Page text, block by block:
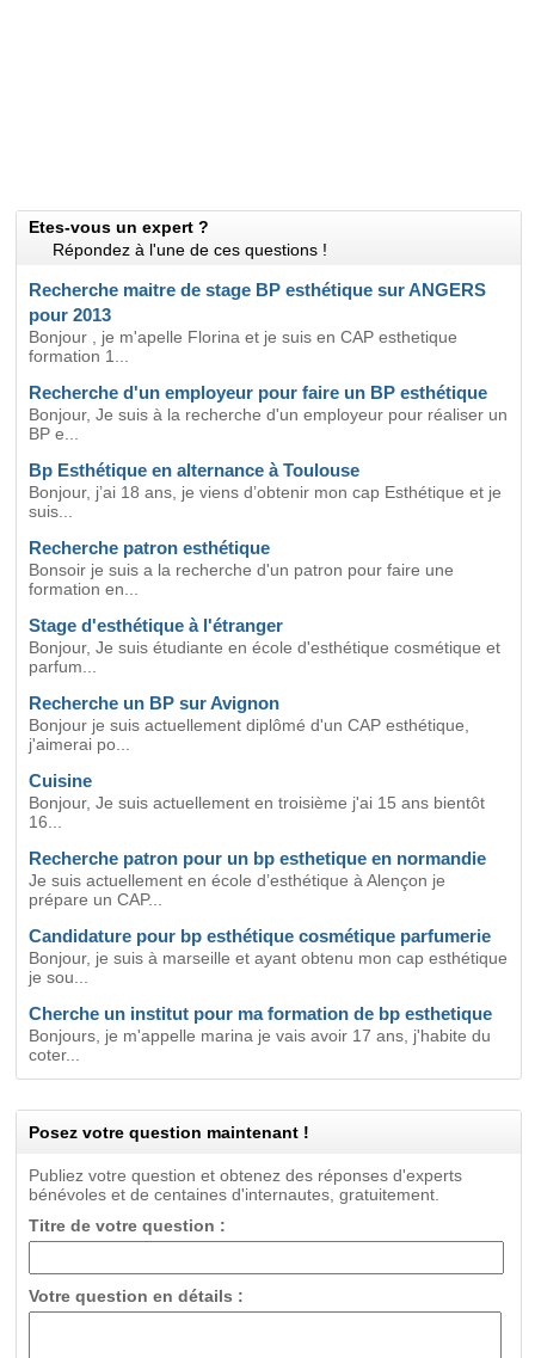
Etes-vous un expert ?
Répondez à l'une de ces questions !
Recherche maitre de stage BP esthétique sur ANGERS
pour 2013
Bonjour , je m'apelle Florina et je suis en CAP esthetique
formation 1...
Recherche d'un employeur pour faire un BP esthétique
Bonjour, Je suis à la recherche d'un employeur pour réaliser un
BP e...
Bp Esthétique en alternance à Toulouse
Bonjour, j’ai 18 ans, je viens d’obtenir mon cap Esthétique et je
suis...
Recherche patron esthétique
Bonsoir je suis a la recherche d'un patron pour faire une
formation en...
Stage d'esthétique à l'étranger
Bonjour, Je suis étudiante en école d'esthétique cosmétique et
parfum...
Recherche un BP sur Avignon
Bonjour je suis actuellement diplômé d'un CAP esthétique,
j'aimerai po...
Cuisine
Bonjour, Je suis actuellement en troisième j'ai 15 ans bientôt
16...
Recherche patron pour un bp esthetique en normandie
Je suis actuellement en école d’esthétique à Alençon je
prépare un CAP...
Candidature pour bp esthétique cosmétique parfumerie
Bonjour, je suis à marseille et ayant obtenu mon cap esthétique
je sou...
Cherche un institut pour ma formation de bp esthetique
Bonjours, je m'appelle marina je vais avoir 17 ans, j'habite du
coter...
Posez votre question maintenant !
Publiez votre question et obtenez des réponses d'experts
bénévoles et de centaines d'internautes, gratuitement.
Titre de votre question :
Votre question en détails :